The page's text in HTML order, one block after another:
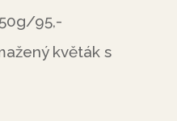
95,-
květák s